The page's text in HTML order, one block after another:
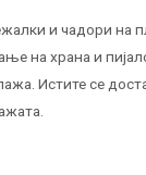
и чадори на
на храна и
Истите се